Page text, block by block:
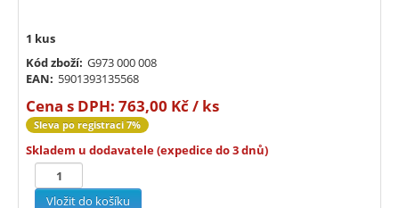
1 kus
Kód zboží: G973 000 008
EAN: 5901393135568
Cena s DPH: 763,00 Kč / ks
Sleva po registraci 7%
Skladem u dodavatele (expedice do 3 dnů)